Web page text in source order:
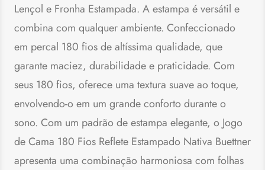
Lençol e Fronha Estampada. A estampa é versátil e
combina com qualquer ambiente. Confeccionado
em percal 180 fios de altíssima qualidade, que
garante maciez, durabilidade e praticidade. Com
seus 180 fios, oferece uma textura suave ao toque,
envolvendo-o em um grande conforto durante o
sono. Com um padrão de estampa elegante, o Jogo
de Cama 180 Fios Reflete Estampado Nativa Buettner
apresenta uma combinação harmoniosa com folhas